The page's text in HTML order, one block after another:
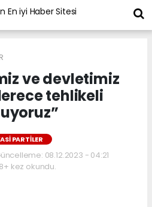
ve devletimiz
tehlikeli
PARTİLER
08.12.2023 - 04:21
kez okundu.